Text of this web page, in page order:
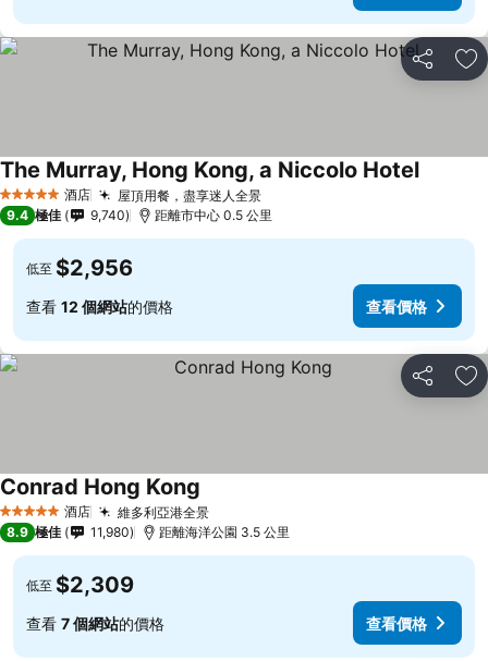
分享 放
5 星級 酒店 屋頂用餐，盡享迷人全景查看價格
The Murray, Hong Kong, a Niccolo Hotel查看價格
9.4 極佳 9,740 距離市中心 0.5 公里
低至 $2,956
查看 12 個網站的價格 查看價格
分享 放
5 星級 酒店 維多利亞港全景查看價格
Conrad Hong Kong
8.9 極佳 11,980 距離海洋公園 3.5 公里
低至 $2,309
查看 7 個網站的價格 查看價格